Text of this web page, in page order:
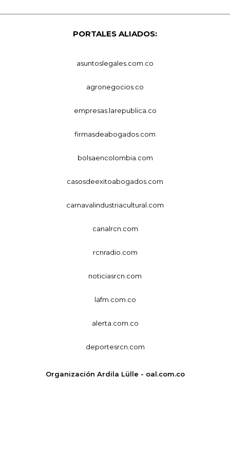
PORTALES ALIADOS:
asuntoslegales.com.co
agronegocios.co
empresas.larepublica.co
firmasdeabogados.com
bolsaencolombia.com
casosdeexitoabogados.com
carnavalindustriacultural.com
canalrcn.com
rcnradio.com
noticiasrcn.com
lafm.com.co
alerta.com.co
deportesrcn.com
Organización Ardila Lülle - oal.com.co